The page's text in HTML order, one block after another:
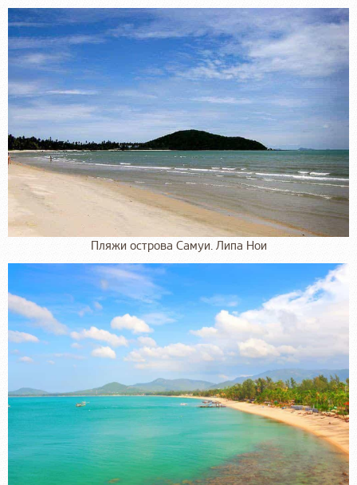
Пляжи острова Самуи. Липа Нои